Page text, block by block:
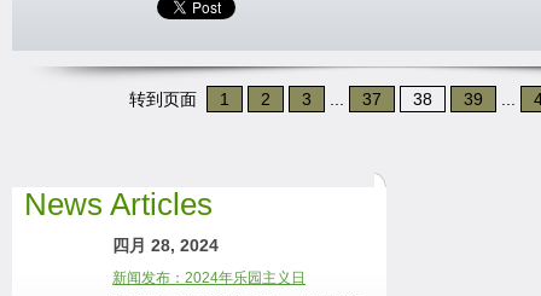
转到页面 1 2 3 37 38 39
News Articles
四月 28, 2024
新闻发布：2024年乐园主义日